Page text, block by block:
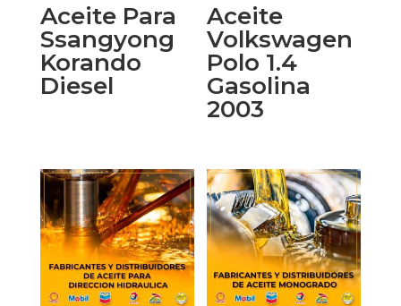
Aceite Para
Ssangyong
Korando
Diesel
Aceite
Volkswagen
Polo 1.4
Gasolina
2003